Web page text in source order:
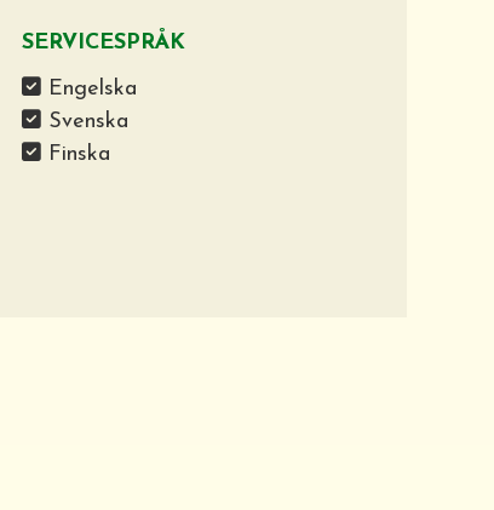
SERVICESPRÅK
Engelska
Svenska
Finska